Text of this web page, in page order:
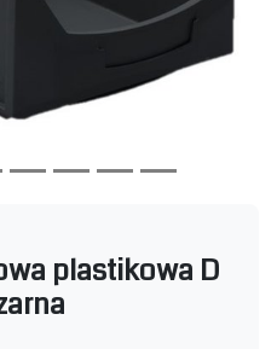
plastikowa D